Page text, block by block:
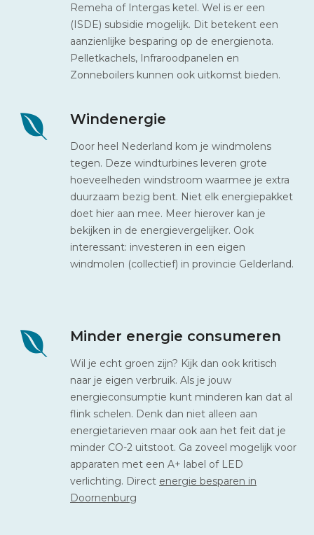
Remeha of Intergas ketel. Wel is er een
(ISDE) subsidie mogelijk. Dit betekent een
aanzienlijke besparing op de energienota.
Pelletkachels, Infraroodpanelen en
Zonneboilers kunnen ook uitkomst bieden.
Windenergie
Door heel Nederland kom je windmolens
tegen. Deze windturbines leveren grote
hoeveelheden windstroom waarmee je extra
duurzaam bezig bent. Niet elk energiepakket
doet hier aan mee. Meer hierover kan je
bekijken in de energievergelijker. Ook
interessant: investeren in een eigen
windmolen (collectief) in provincie Gelderland.
Minder energie consumeren
Wil je echt groen zijn? Kijk dan ook kritisch
naar je eigen verbruik. Als je jouw
energieconsumptie kunt minderen kan dat al
flink schelen. Denk dan niet alleen aan
energietarieven maar ook aan het feit dat je
minder CO-2 uitstoot. Ga zoveel mogelijk voor
apparaten met een A+ label of LED
verlichting. Direct energie besparen in
Doornenburg